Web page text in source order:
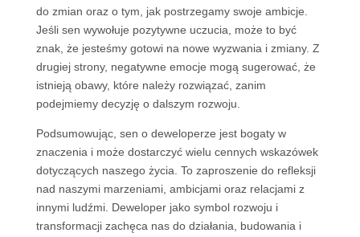
do zmian oraz o tym, jak postrzegamy swoje ambicje.
Jeśli sen wywołuje pozytywne uczucia, może to być
znak, że jesteśmy gotowi na nowe wyzwania i zmiany. Z
drugiej strony, negatywne emocje mogą sugerować, że
istnieją obawy, które należy rozwiązać, zanim
podejmiemy decyzję o dalszym rozwoju.
Podsumowując, sen o deweloperze jest bogaty w
znaczenia i może dostarczyć wielu cennych wskazówek
dotyczących naszego życia. To zaproszenie do refleksji
nad naszymi marzeniami, ambicjami oraz relacjami z
innymi ludźmi. Deweloper jako symbol rozwoju i
transformacji zachęca nas do działania, budowania i